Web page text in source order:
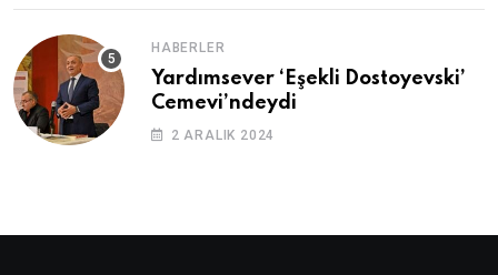
HABERLER
Yardımsever ‘Eşekli Dostoyevski’
Cemevi’ndeydi
2 ARALIK 2024